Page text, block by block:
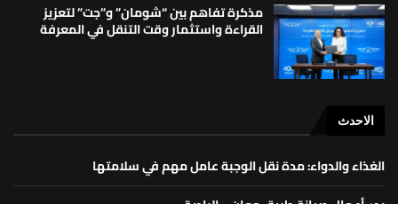
مذكرة تفاهم بين “شومان” و”جت” لتعزيز
القراءة واستثمار وقت التنقل في المعرفة
الاحدث
الغذاء والدواء: مدة نقل الوجبة عامل مهم في سلامتها